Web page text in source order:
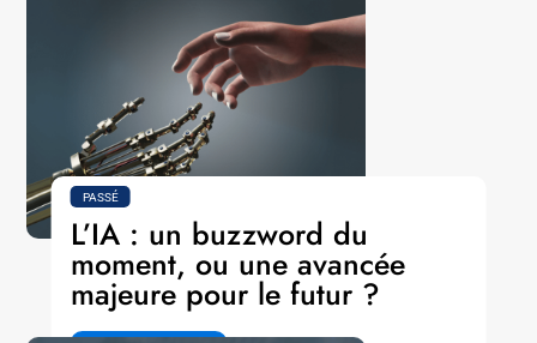
PASSÉ
L’IA : un buzzword du
moment, ou une avancée
majeure pour le futur ?